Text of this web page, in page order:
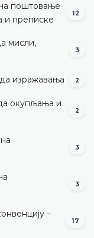
поштовање
и преписке
12
мисли,
3
изражавања 2
окупљања и
2
3
3
–
17